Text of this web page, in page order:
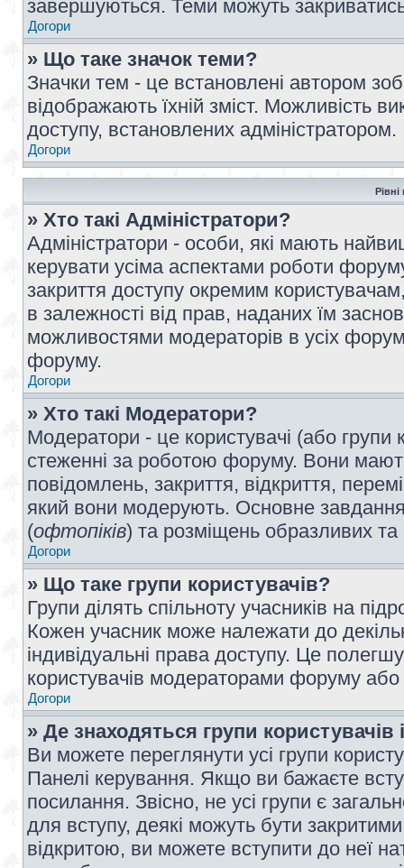
завершуються. Теми можуть
Догори
» Що таке значок теми?
Значки тем - це встановлені автором
відображають їхній зміст. Можливість
доступу, встановлених адміністратором.
Догори
Рівні
» Хто такі Адміністратори?
Адміністратори - особи, які мають
керувати усіма аспектами роботи
закриття доступу окремим
в залежності від прав, наданих їм
можливостями модераторів в усіх
форуму.
Догори
» Хто такі Модератори?
Модератори - це користувачі (або
стеженні за роботою форуму. Вони
повідомлень, закриття, відкриття,
який вони модерують. Основне
(офтопіків) та розміщень образливих
Догори
» Що таке групи користувачів?
Групи ділять спільноту учасників на
Кожен учасник може належати до
індивідуальні права доступу. Це
користувачів модераторами форуму
Догори
» Де знаходяться групи користувачів
Ви можете переглянути усі групи
Панелі керування. Якщо ви бажаєте
посилання. Звісно, не усі групи є
для вступу, деякі можуть бути
відкритою, ви можете вступити до неї